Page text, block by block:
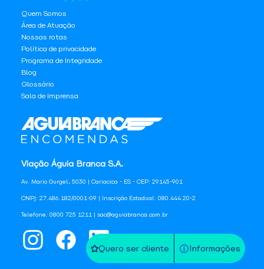
Quero ser cliente Informações
Viação Águia Branca S.A.
Av. Mario Gurgel, 5030 | Cariacica - ES - CEP: 29145-901
CNPJ: 27.486.182/0001-09 | Inscrição Estadual: 080.444.20-2
Telefone: 0800 725 1211 | sac@aguiabranca.com.br
Quem Somos
Área de Atuação
Nossas rotas
Política de privacidade
Programa de Integridade
Blog
Glossário
Sala de Imprensa